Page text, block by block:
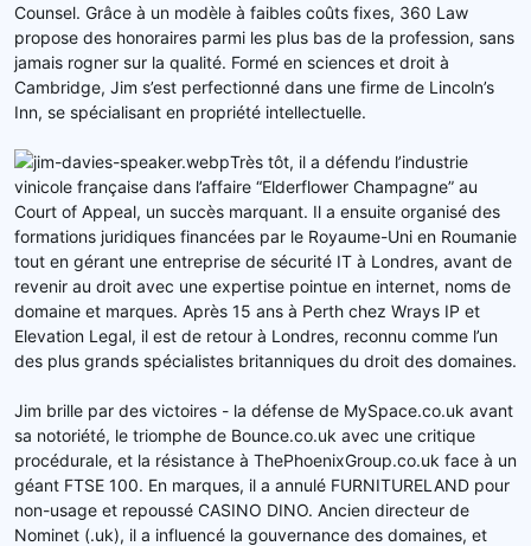
Counsel. Grâce à un modèle à faibles coûts fixes, 360 Law
propose des honoraires parmi les plus bas de la profession, sans
jamais rogner sur la qualité. Formé en sciences et droit à
Cambridge, Jim s’est perfectionné dans une firme de Lincoln’s
Inn, se spécialisant en propriété intellectuelle.
Très tôt, il a défendu l’industrie
vinicole française dans l’affaire “Elderflower Champagne” au
Court of Appeal, un succès marquant. Il a ensuite organisé des
formations juridiques financées par le Royaume-Uni en Roumanie
tout en gérant une entreprise de sécurité IT à Londres, avant de
revenir au droit avec une expertise pointue en internet, noms de
domaine et marques. Après 15 ans à Perth chez Wrays IP et
Elevation Legal, il est de retour à Londres, reconnu comme l’un
des plus grands spécialistes britanniques du droit des domaines.
Jim brille par des victoires - la défense de MySpace.co.uk avant
sa notoriété, le triomphe de Bounce.co.uk avec une critique
procédurale, et la résistance à ThePhoenixGroup.co.uk face à un
géant FTSE 100. En marques, il a annulé FURNITURELAND pour
non-usage et repoussé CASINO DINO. Ancien directeur de
Nominet (.uk), il a influencé la gouvernance des domaines, et